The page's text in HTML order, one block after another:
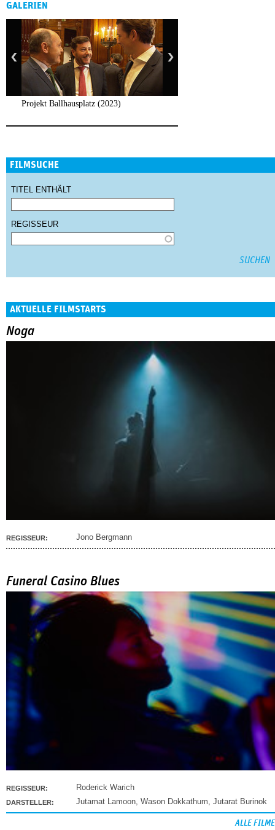
GALERIEN
Projekt Ballhausplatz (2023)
FILMSUCHE
TITEL ENTHÄLT
REGISSEUR
AKTUELLE FILMSTARTS
Noga
REGISSEUR: Jono Bergmann
Funeral Casino Blues
REGISSEUR: Roderick Warich
DARSTELLER: Jutamat Lamoon, Wason Dokkathum, Jutarat Burinok
ALLE FILME